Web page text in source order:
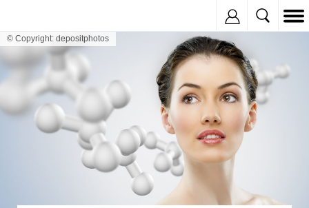
© Copyright: depositphotos